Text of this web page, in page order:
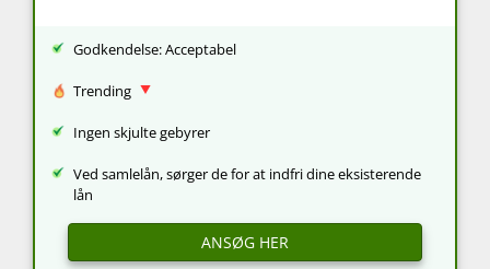
Godkendelse: Acceptabel
Trending
Ingen skjulte gebyrer
Ved samlelån, sørger de for at indfri dine eksisterende
lån
ANSØG HER